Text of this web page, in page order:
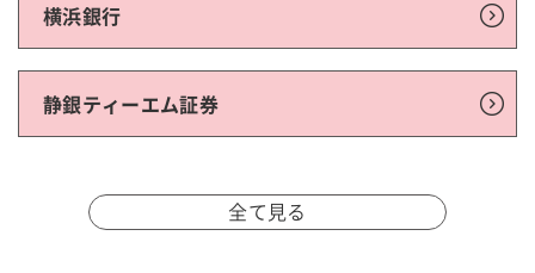
横浜銀行
静銀ティーエム証券
全て見る